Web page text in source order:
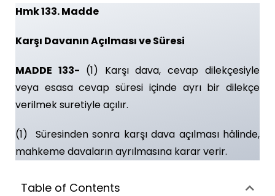
Hmk 133. Madde
Karşı Davanın Açılması ve Süresi
MADDE 133- (1) Karşı dava, cevap dilekçesiyle
veya esasa cevap süresi içinde ayrı bir dilekçe
verilmek suretiyle açılır.
(1) Süresinden sonra karşı dava açılması hâlinde,
mahkeme davaların ayrılmasına karar verir.
Table of Contents